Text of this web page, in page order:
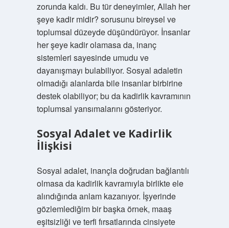
zorunda kaldı. Bu tür deneyimler, Allah her
şeye kadir midir? sorusunu bireysel ve
toplumsal düzeyde düşündürüyor. İnsanlar
her şeye kadir olamasa da, inanç
sistemleri sayesinde umudu ve
dayanışmayı bulabiliyor. Sosyal adaletin
olmadığı alanlarda bile insanlar birbirine
destek olabiliyor; bu da kadirlik kavramının
toplumsal yansımalarını gösteriyor.
Sosyal Adalet ve Kadirlik
İlişkisi
Sosyal adalet, inançla doğrudan bağlantılı
olmasa da kadirlik kavramıyla birlikte ele
alındığında anlam kazanıyor. İşyerinde
gözlemlediğim bir başka örnek, maaş
eşitsizliği ve terfi fırsatlarında cinsiyete